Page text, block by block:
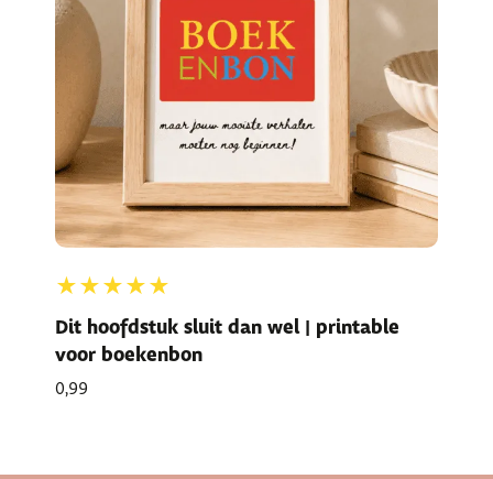
★★★★★
Dit hoofdstuk sluit dan wel | printable
voor boekenbon
0,99